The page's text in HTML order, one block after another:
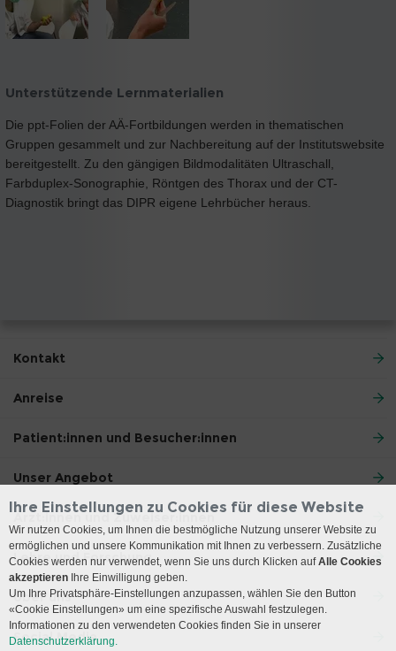
Unterstützende Lernmaterialien
Die ppt-Folien der AÄ-Fortbildungen werden in thematischen
Gruppen gesammelt und zur Nachbereitung auf der Institutswebsite
bereitgestellt. Zu den gängigen Bildmodalitäten Ultraschall,
Farbduplex-Sonographie, Röntgen des Thorax und der CT-
Diagnostik bringt das DIPR eigene Lehrbücher heraus.
Kontakt
Anreise
Patient:innen und Besucher:innen
Unser Angebot
Ärzt:innen und Zuweiser:innen
Lehre und Forschung
Über uns
Social Media
Ihre Einstellungen zu Cookies für diese Website
Wir nutzen Cookies, um Ihnen die bestmögliche Nutzung unserer Website zu
ermöglichen und unsere Kommunikation mit Ihnen zu verbessern. Zusätzliche
Cookies werden nur verwendet, wenn Sie uns durch Klicken aufAlle Cookies
akzeptieren Ihre Einwilligung geben.
Um Ihre Privatsphäre-Einstellungen anzupassen, wählen Sie den Button
«Cookie Einstellungen» um eine spezifische Auswahl festzulegen.
Informationen zu den verwendeten Cookies finden Sie in unserer
Datenschutzerklärung.